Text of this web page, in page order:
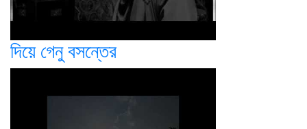
দিয়ে গেনু বসন্তের